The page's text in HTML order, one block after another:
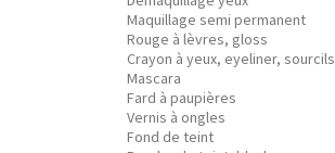
Maquillage semi permanent
Rouge à lèvres, gloss
Crayon à yeux, eyeliner, sourcils
Mascara
Fard à paupières
Vernis à ongles
Fond de teint